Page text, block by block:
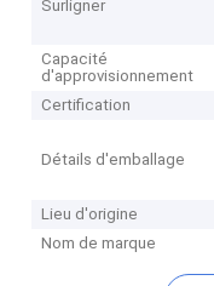
Surligner
Capacité
d'approvisionnement
Certification
Détails d'emballage
Lieu d'origine
Nom de marque